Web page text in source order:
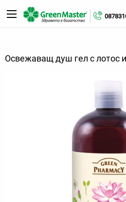
Освежаващ душ гел с лотос